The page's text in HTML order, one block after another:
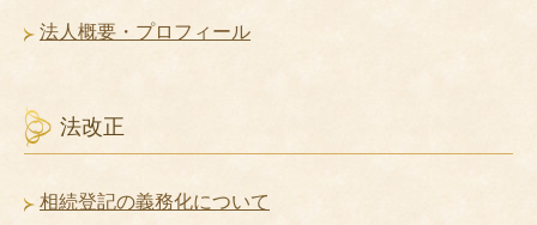
法人概要・プロフィール
法改正
相続登記の義務化について